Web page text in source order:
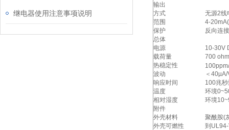
输出
方式
无源2线
范围
4-
保护
反向连
总体
电源
10-30V
载荷量
700
热稳定性
波动
＜
响应时间
100兆
温度
环境
相对湿度
环境
附件
外壳材料
聚酰胺(
外壳可燃性
到
继电器使用注意事项说明